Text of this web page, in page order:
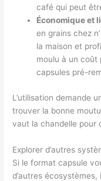
café qui peut
Économique et
en grains chez
la maison et
moulu à un coût
capsules pré-
L’utilisation demande
trouver la bonne
vaut la chandelle pour
Explorer d’autres
Si le format capsule
d’autres